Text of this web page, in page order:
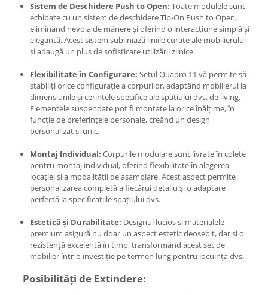
Sistem de Deschidere Push to Open: Toate modulele sunt
echipate cu un sistem de deschidere Tip-On Push to Open,
eliminând nevoia de mânere și oferind o interacțiune simplă și
elegantă. Acest sistem subliniază liniile curate ale mobilierului
și adaugă un plus de sofisticare utilizării zilnice.
Flexibilitate în Configurare: Setul Quadro 11 vă permite să
stabiliți orice configurație a corpurilor, adaptând mobilierul la
dimensiunile și cerințele specifice ale spațiului dvs. de living.
Elementele suspendate pot fi montate la orice înălțime, în
funcție de preferințele personale, creând un design
personalizat și unic.
Montaj Individual: Corpurile modulare sunt livrate în colete
pentru montaj individual, oferind flexibilitate în alegerea
locației și a modalității de asamblare. Acest aspect permite
personalizarea completă a fiecărui detaliu și o adaptare
perfectă la specificațiile spațiului dvs.
Estetică și Durabilitate: Designul lucios și materialele
premium asigură nu doar un aspect estetic deosebit, dar și o
rezistență excelentă în timp, transformând acest set de
mobilier într-o investiție pe termen lung pentru locuința dvs.
Posibilități de Extindere: